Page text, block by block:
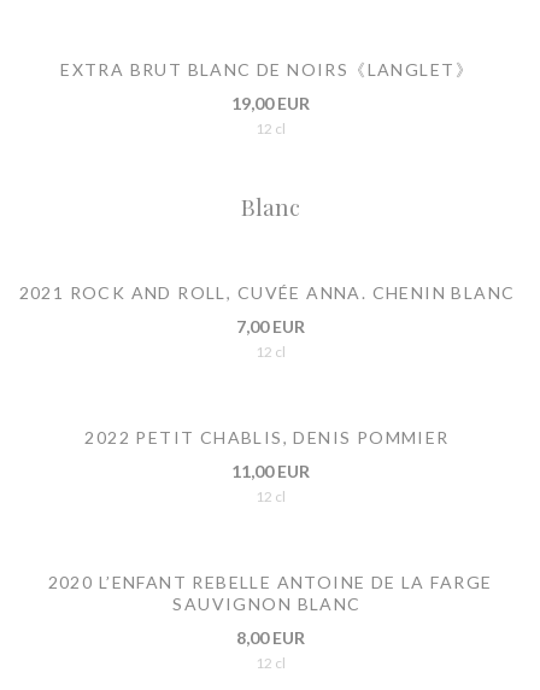
EXTRA BRUT BLANC DE NOIRS《LANGLET》
19,00 EUR
12 cl
Blanc
2021 ROCK AND ROLL, CUVÉE ANNA. CHENIN BLANC
7,00 EUR
12 cl
2022 PETIT CHABLIS, DENIS POMMIER
11,00 EUR
12 cl
2020 L’ENFANT REBELLE ANTOINE DE LA FARGE
SAUVIGNON BLANC
8,00 EUR
12 cl